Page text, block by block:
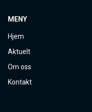
MENY
Hjem
Aktuelt
Om oss
Kontakt